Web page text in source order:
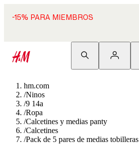
-15% PARA MIEMBROS
hm.com
/Ninos
/9 14a
/Ropa
/Calcetines y medias panty
/Calcetines
/Pack de 5 pares de medias tobilleras